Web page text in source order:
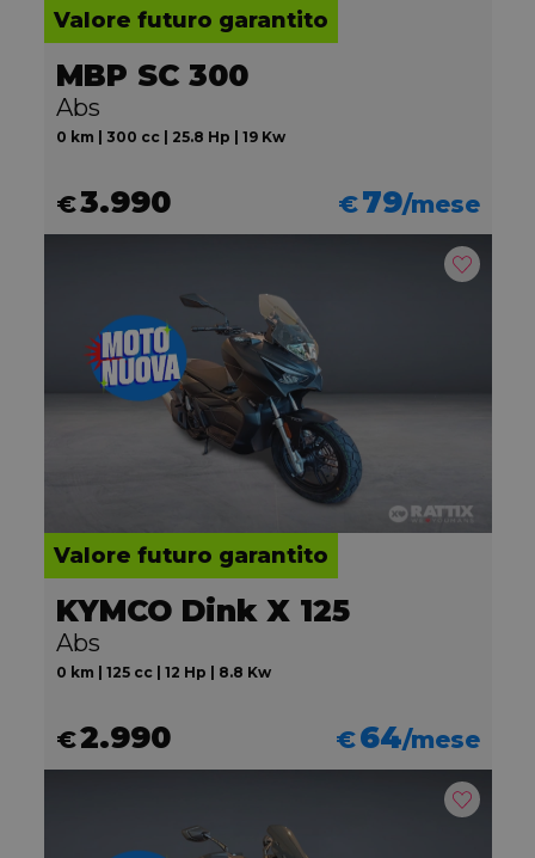
Valore futuro garantito
MBP SC 300
Abs
0 km | 300 cc | 25.8 Hp | 19 Kw
€3.990 €79/mese
Valore futuro garantito
KYMCO Dink X 125
Abs
0 km | 125 cc | 12 Hp | 8.8 Kw
€2.990 €64/mese